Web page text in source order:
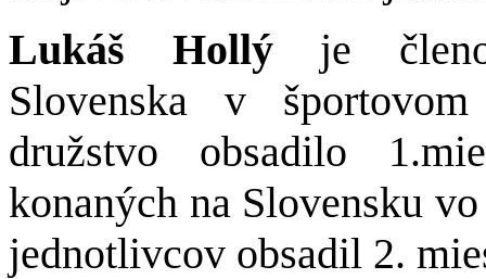
Lukáš Hollýje
Slovenska v
družstvo obsadilo
konaných na Slovensku
jednotlivcov obsadil 2.